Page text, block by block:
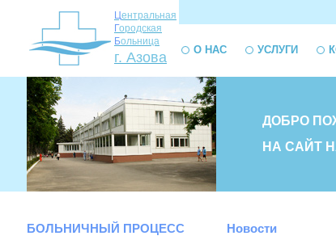
Центральная
Городская
Больница
г. Азова О НАС УСЛУГИ
ДОБРО
НА САЙТ
БОЛЬНИЧНЫЙ ПРОЦЕСС Новости